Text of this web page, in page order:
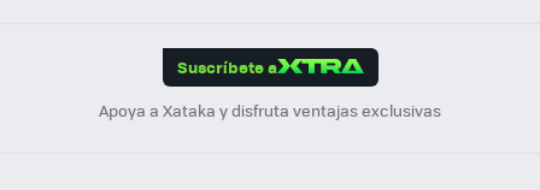
Suscríbete a
Apoya a Xataka y disfruta ventajas exclusivas